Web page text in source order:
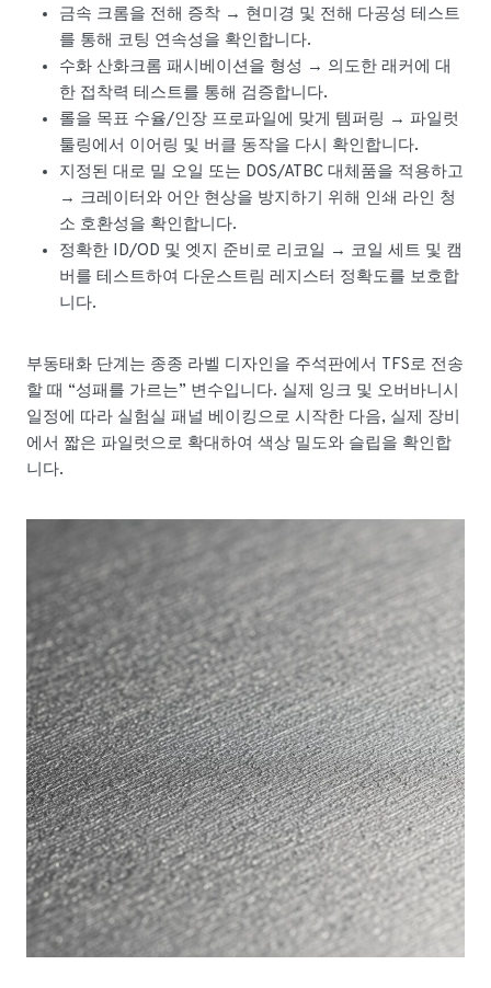
금속 크롬을 전해 증착 → 현미경 및 전해 다공성 테스트
를 통해 코팅 연속성을 확인합니다.
수화 산화크롬 패시베이션을 형성 → 의도한 래커에 대
한 접착력 테스트를 통해 검증합니다.
롤을 목표 수율/인장 프로파일에 맞게 템퍼링 → 파일럿
툴링에서 이어링 및 버클 동작을 다시 확인합니다.
지정된 대로 밀 오일 또는 DOS/ATBC 대체품을 적용하고
→ 크레이터와 어안 현상을 방지하기 위해 인쇄 라인 청
소 호환성을 확인합니다.
정확한 ID/OD 및 엣지 준비로 리코일 → 코일 세트 및 캠
버를 테스트하여 다운스트림 레지스터 정확도를 보호합
니다.
부동태화 단계는 종종 라벨 디자인을 주석판에서 TFS로 전송
할 때 “성패를 가르는” 변수입니다. 실제 잉크 및 오버바니시
일정에 따라 실험실 패널 베이킹으로 시작한 다음, 실제 장비
에서 짧은 파일럿으로 확대하여 색상 밀도와 슬립을 확인합
니다.